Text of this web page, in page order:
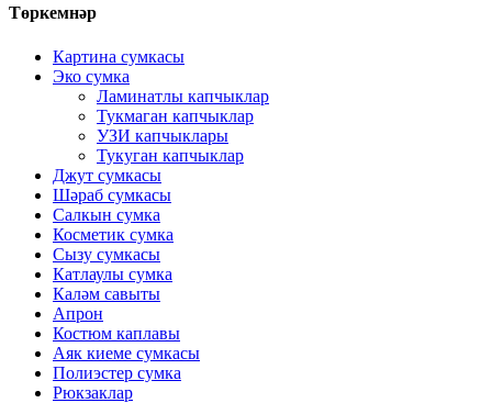
Төркемнәр
Картина сумкасы
Эко сумка
Ламинатлы капчыклар
Тукмаган капчыклар
УЗИ капчыклары
Тукуган капчыклар
Джут сумкасы
Шәраб сумкасы
Салкын сумка
Косметик сумка
Сызу сумкасы
Катлаулы сумка
Каләм савыты
Апрон
Костюм каплавы
Аяк киеме сумкасы
Полиэстер сумка
Рюкзаклар